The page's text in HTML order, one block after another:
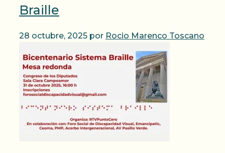
Braille
28 octubre, 2025 por Rocio Marenco Toscano